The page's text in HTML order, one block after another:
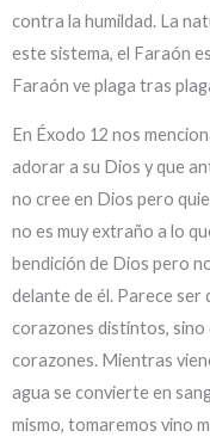
contra la humildad. La
este sistema, el Faraón
Faraón ve plaga tras
En Éxodo 12 nos
adorar a su Dios y que
no cree en Dios pero
no es muy extraño a lo
bendición de Dios pero
delante de él. Parece ser
corazones distintos, sino
corazones. Mientras
agua se convierte en
mismo, tomaremos vino